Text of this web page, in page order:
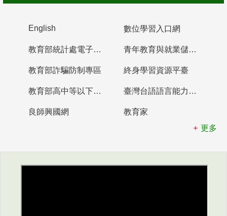
English 數位學習入口網
教育部統計處電子書櫃 青年教育與就業儲蓄帳戶
教育部詐騙防制專區 終身學習資源平臺
教育部高中等以下學校及幼兒園教師資格檢定考試 臺灣台語語言能力認證網站
良師興國網
教育家
更多